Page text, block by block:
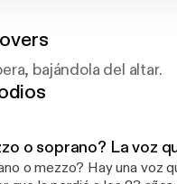
bajándola del altar.
o soprano? La voz
o mezzo? Hay una voz